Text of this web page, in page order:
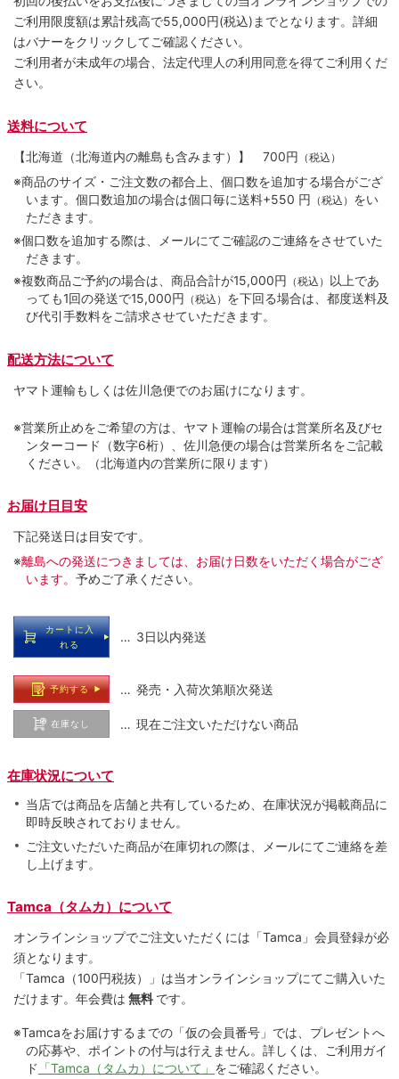
ご利用限度額は累計残高で55,000円(税込)までとなります。詳細
はバナーをクリックしてご確認ください。
ご利用者が未成年の場合、法定代理人の利用同意を得てご利用くだ
さい。
送料について
【北海道（北海道内の離島も含みます）】 700円 （税込）
※商品のサイズ・ご注文数の都合上、個口数を追加する場合がござ
います。個口数追加の場合は個口毎に送料+550 円 （税込） をい
ただきます。
※個口数を追加する際は、メールにてご確認のご連絡をさせていた
だきます。
※複数商品ご予約の場合は、商品合計が15,000円
（税込）
以上であ
っても1回の発送で15,000円
（税込） を下回る場合は、都度送料及
び代引手数料をご請求させていただきます。
配送方法について
ヤマト運輸もしくは佐川急便でのお届けになります。
※営業所止めをご希望の方は、ヤマト運輸の場合は営業所名及びセ
ンターコード（数字6桁）、佐川急便の場合は営業所名をご記載
ください。（北海道内の営業所に限ります）
お届け日目安
下記発送日は目安です。
※離島への発送につきましては、お届け日数をいただく場合がござ
います。 予めご了承ください。
カートに入
れる
… 3日以内発送
予約する … 発売・入荷次第順次発送
在庫なし … 現在ご注文いただけない商品
在庫状況について
当店では商品を店舗と共有しているため、在庫状況が掲載商品に
即時反映されておりません。
ご注文いただいた商品が在庫切れの際は、メールにてご連絡を差
し上げます。
Tamca（タムカ）について
オンラインショップでご注⽂いただくには「Tamca」会員登録が必
須となります。
「Tamca （100円税抜）
」は当オンラインショップにてご購⼊いた
だけます。 年会費は 無料 です。
※Tamcaをお届けするまでの「仮の会員番号」では、プレゼントへ
の応募や、ポイントの付与は⾏えません。詳しくは、ご利⽤ガイ
ド 「Tamca（タムカ）について」 をご確認ください。